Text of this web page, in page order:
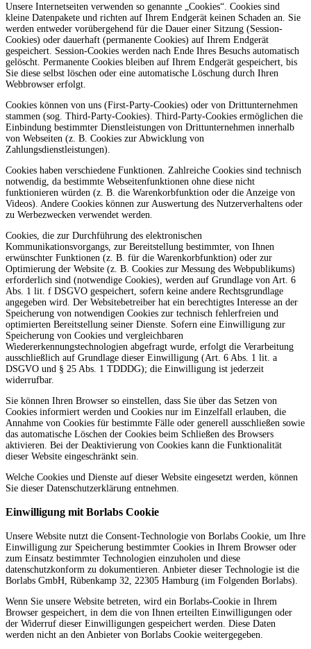
Unsere Internetseiten verwenden so genannte „Cookies“. Cookies sind
kleine Datenpakete und richten auf Ihrem Endgerät keinen Schaden an. Sie
werden entweder vorübergehend für die Dauer einer Sitzung (Session-
Cookies) oder dauerhaft (permanente Cookies) auf Ihrem Endgerät
gespeichert. Session-Cookies werden nach Ende Ihres Besuchs automatisch
gelöscht. Permanente Cookies bleiben auf Ihrem Endgerät gespeichert, bis
Sie diese selbst löschen oder eine automatische Löschung durch Ihren
Webbrowser erfolgt.
Cookies können von uns (First-Party-Cookies) oder von Drittunternehmen
stammen (sog. Third-Party-Cookies). Third-Party-Cookies ermöglichen die
Einbindung bestimmter Dienstleistungen von Drittunternehmen innerhalb
von Webseiten (z. B. Cookies zur Abwicklung von
Zahlungsdienstleistungen).
Cookies haben verschiedene Funktionen. Zahlreiche Cookies sind technisch
notwendig, da bestimmte Webseitenfunktionen ohne diese nicht
funktionieren würden (z. B. die Warenkorbfunktion oder die Anzeige von
Videos). Andere Cookies können zur Auswertung des Nutzerverhaltens oder
zu Werbezwecken verwendet werden.
Cookies, die zur Durchführung des elektronischen
Kommunikationsvorgangs, zur Bereitstellung bestimmter, von Ihnen
erwünschter Funktionen (z. B. für die Warenkorbfunktion) oder zur
Optimierung der Website (z. B. Cookies zur Messung des Webpublikums)
erforderlich sind (notwendige Cookies), werden auf Grundlage von Art. 6
Abs. 1 lit. f DSGVO gespeichert, sofern keine andere Rechtsgrundlage
angegeben wird. Der Websitebetreiber hat ein berechtigtes Interesse an der
Speicherung von notwendigen Cookies zur technisch fehlerfreien und
optimierten Bereitstellung seiner Dienste. Sofern eine Einwilligung zur
Speicherung von Cookies und vergleichbaren
Wiedererkennungstechnologien abgefragt wurde, erfolgt die Verarbeitung
ausschließlich auf Grundlage dieser Einwilligung (Art. 6 Abs. 1 lit. a
DSGVO und § 25 Abs. 1 TDDDG); die Einwilligung ist jederzeit
widerrufbar.
Sie können Ihren Browser so einstellen, dass Sie über das Setzen von
Cookies informiert werden und Cookies nur im Einzelfall erlauben, die
Annahme von Cookies für bestimmte Fälle oder generell ausschließen sowie
das automatische Löschen der Cookies beim Schließen des Browsers
aktivieren. Bei der Deaktivierung von Cookies kann die Funktionalität
dieser Website eingeschränkt sein.
Welche Cookies und Dienste auf dieser Website eingesetzt werden, können
Sie dieser Datenschutzerklärung entnehmen.
Einwilligung mit Borlabs Cookie
Unsere Website nutzt die Consent-Technologie von Borlabs Cookie, um Ihre
Einwilligung zur Speicherung bestimmter Cookies in Ihrem Browser oder
zum Einsatz bestimmter Technologien einzuholen und diese
datenschutzkonform zu dokumentieren. Anbieter dieser Technologie ist die
Borlabs GmbH, Rübenkamp 32, 22305 Hamburg (im Folgenden Borlabs).
Wenn Sie unsere Website betreten, wird ein Borlabs-Cookie in Ihrem
Browser gespeichert, in dem die von Ihnen erteilten Einwilligungen oder
der Widerruf dieser Einwilligungen gespeichert werden. Diese Daten
werden nicht an den Anbieter von Borlabs Cookie weitergegeben.